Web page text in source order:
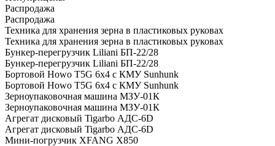
Распродажа
Распродажа
Техника для хранения зерна в пластиковых руковах
Техника для хранения зерна в пластиковых руковах
Бункер-перегрузчик Liliani БП-22/28
Бункер-перегрузчик Liliani БП-22/28
Бортовой Howo T5G 6х4 c КМУ Sunhunk
Бортовой Howo T5G 6х4 c КМУ Sunhunk
Зерноупаковочная машина МЗУ-01К
Зерноупаковочная машина МЗУ-01К
Агрегат дисковый Tigarbo АДС-6D
Агрегат дисковый Tigarbo АДС-6D
Мини-погрузчик XFANG X850